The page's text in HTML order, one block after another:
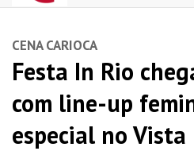
CENA CARIOCA
Festa In Rio
com line-up
especial no Vista